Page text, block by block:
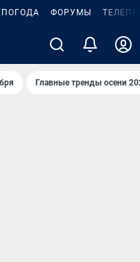
ПОГОДА ФОРУМЫ
Главные тренды осени